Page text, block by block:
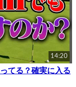
14:20
てる？確実に入る